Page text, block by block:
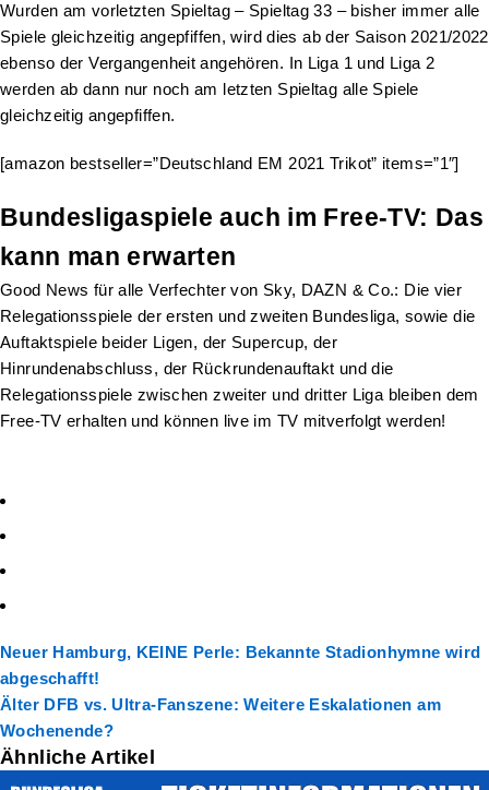
Wurden am vorletzten Spieltag – Spieltag 33 – bisher immer alle
Spiele gleichzeitig angepfiffen, wird dies ab der Saison 2021/2022
ebenso der Vergangenheit angehören. In Liga 1 und Liga 2
werden ab dann nur noch am letzten Spieltag alle Spiele
gleichzeitig angepfiffen.
[amazon bestseller=”Deutschland EM 2021 Trikot” items=”1″]
Bundesligaspiele auch im Free-TV: Das
kann man erwarten
Good News für alle Verfechter von Sky, DAZN & Co.: Die vier
Relegationsspiele der ersten und zweiten Bundesliga, sowie die
Auftaktspiele beider Ligen, der Supercup, der
Hinrundenabschluss, der Rückrundenauftakt und die
Relegationsspiele zwischen zweiter und dritter Liga bleiben dem
Free-TV erhalten und können live im TV mitverfolgt werden!
Neuer Hamburg, KEINE Perle: Bekannte Stadionhymne wird
abgeschafft!
Älter DFB vs. Ultra-Fanszene: Weitere Eskalationen am
Wochenende?
Ähnliche Artikel